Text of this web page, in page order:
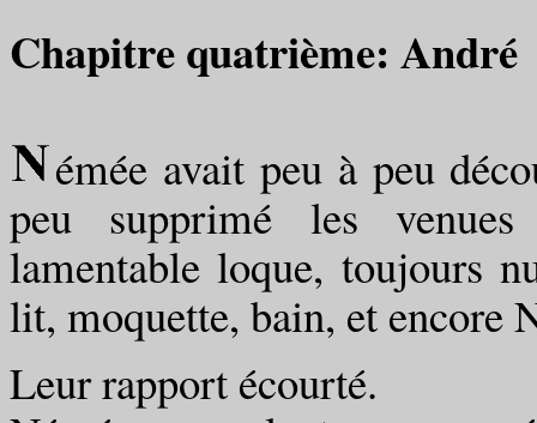
Chapitre quatrième: André
émée avait peu à peu
peu supprimé les
lamentable loque, toujours
lit, moquette, bain, et encore
Leur rapport écourté.